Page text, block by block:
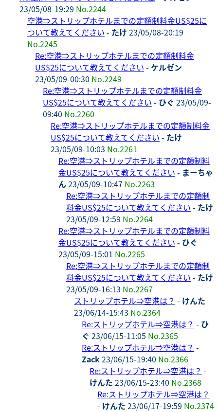
23/05/08-19:29 No.2244
空港⇒ストリップホテルまでの定額制料金US$25に
ついて教えてください - たけ 23/05/08-20:19
No.2245
Re:空港⇒ストリップホテルまでの定額制料金
US$25について教えてください - ケルゼン
23/05/09-00:30 No.2249
Re:空港⇒ストリップホテルまでの定額制料金
US$25について教えてください - ひぐ 23/05/09-
09:40 No.2260
Re:空港⇒ストリップホテルまでの定額制料金
US$25について教えてください - たけ
23/05/09-10:03 No.2261
Re:空港⇒ストリップホテルまでの定額制料
金US$25について教えてください - まーちゃ
ん23/05/09-10:47 No.2263
Re:空港⇒ストリップホテルまでの定額制
料金US$25について教えてください - たけ
23/05/09-12:59 No.2264
Re:空港⇒ストリップホテルまでの定額制料
金US$25について教えてください - ひぐ
23/05/09-15:01 No.2265
Re:空港⇒ストリップホテルまでの定額制
料金US$25について教えてください - たけ
23/05/09-16:13 No.2267
ストリップホテル⇒空港は？ - けんた
23/06/14-15:43 No.2364
Re:ストリップホテル⇒空港は？ - ひ
ぐ 23/06/15-11:05 No.2365
Re:ストリップホテル⇒空港は？ -
Zack23/06/15-19:40 No.2366
Re:ストリップホテル⇒空港は？ -
けんた 23/06/15-23:40 No.2368
Re:ストリップホテル⇒空港は？
- けんた 23/06/17-19:59 No.2374